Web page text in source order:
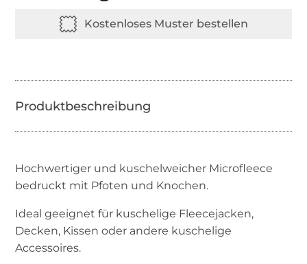
Hochwertiger und kuschelweicher Microfleece
bedruckt mit Pfoten und Knochen.
Ideal geeignet für kuschelige Fleecejacken,
Decken, Kissen oder andere kuschelige
Accessoires.